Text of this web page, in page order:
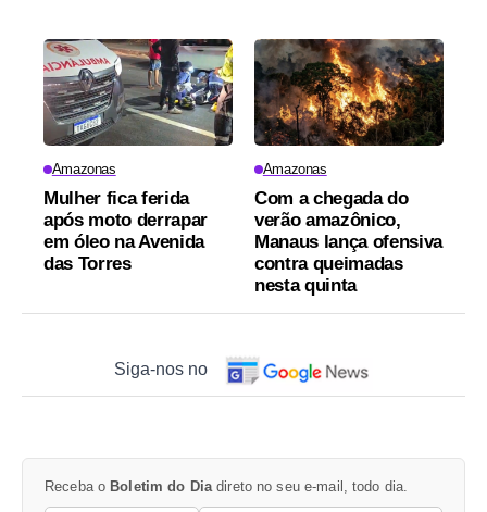
Amazonas
Mulher fica ferida
após moto derrapar
em óleo na Avenida
das Torres
Amazonas
Com a chegada do
verão amazônico,
Manaus lança ofensiva
contra queimadas
nesta quinta
Siga-nos no
Receba o Boletim do Dia direto no seu e-mail, todo dia.